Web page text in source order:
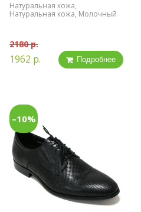
Натуральная кожа,
Натуральная кожа, Молочный
2180 р.
1962 р. Подробнее
–10%